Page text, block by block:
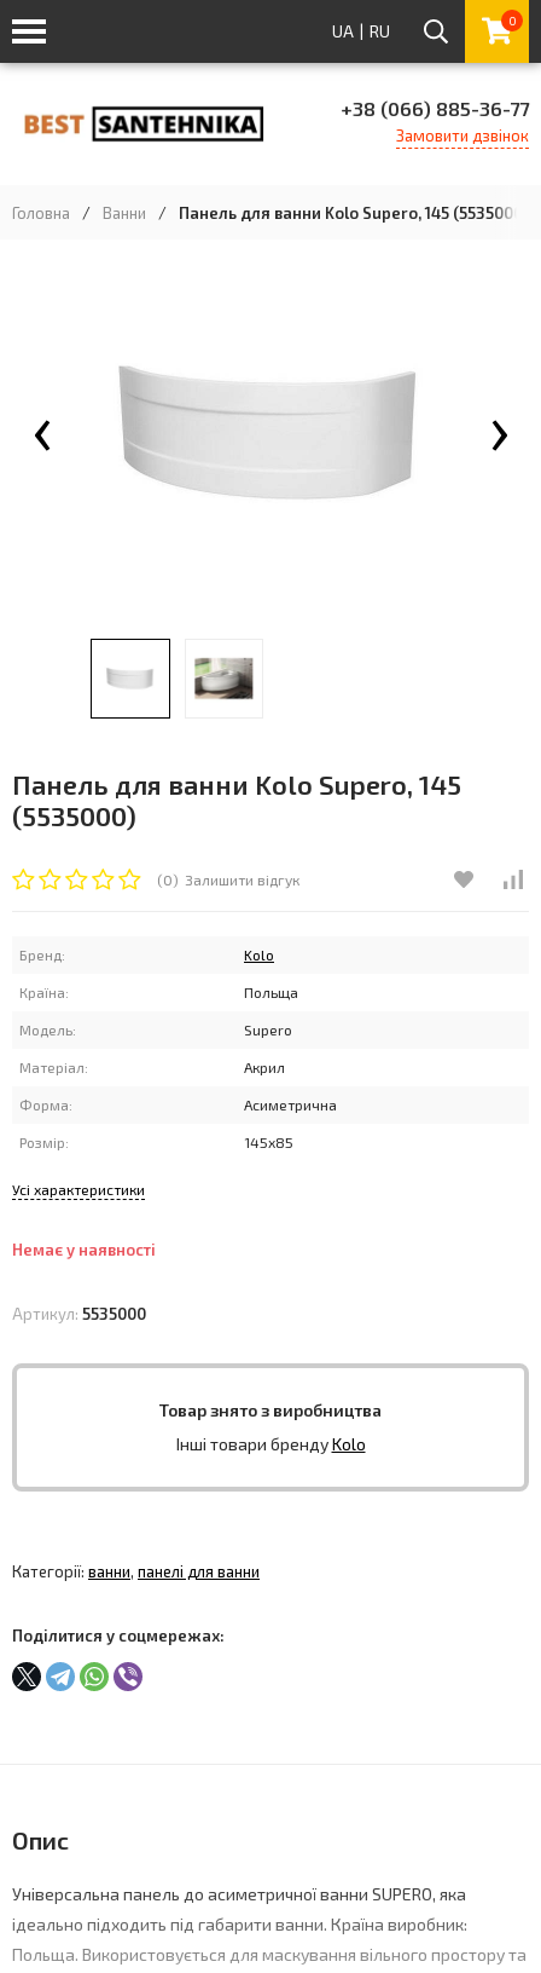
UA | RU 0
+38 (066) 885-36-77
Замовити дзвінок
Головна / Ванни / Панель для ванни Kolo Supero, 145 (5535000)
‹ ›
Панель для ванни Kolo Supero, 145
(5535000)
(0) Залишити відгук
Бренд: Kolo
Країна: Польща
Модель: Supero
Матеріал: Акрил
Форма: Асиметрична
Розмір: 145х85
Усі характеристики
Немає у наявності
Артикул: 5535000
Товар знято з виробництва
Інші товари брендуKolo
Категорії: ванни, панелі для ванни
Поділитися у соцмережах:
Опис
Універсальна панель до асиметричної ванни SUPERO, яка
ідеально підходить під габарити ванни. Країна виробник:
Польща. Використовується для маскування вільного простору та